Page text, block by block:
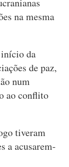
na mesma
início da
de paz,
num
ao conflito
tiveram
a acusarem-